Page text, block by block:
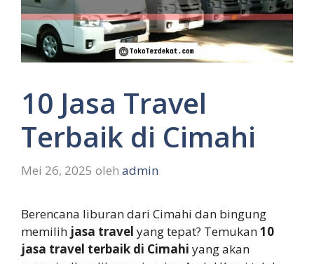
10 Jasa Travel
Terbaik di Cimahi
Mei 26, 2025 oleh admin
Berencana liburan dari Cimahi dan bingung
memilih jasa travel yang tepat? Temukan10
jasa travel terbaik di Cimahi yang akan